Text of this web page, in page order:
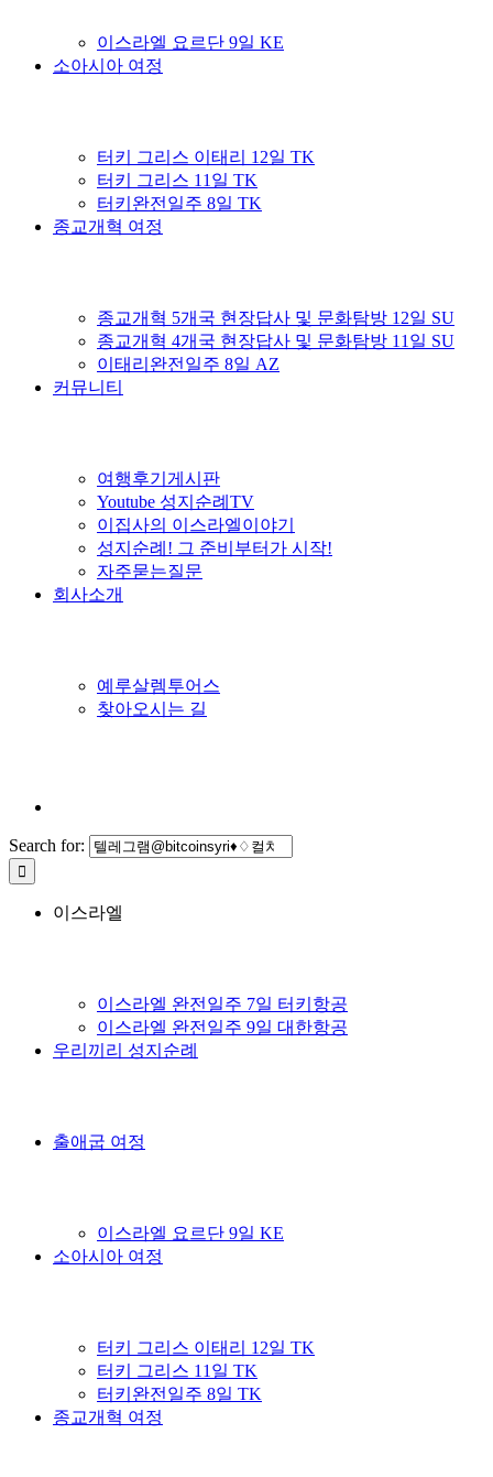
이스라엘 요르단 9일 KE
소아시아 여정
터키 그리스 이태리 12일 TK
터키 그리스 11일 TK
터키완전일주 8일 TK
종교개혁 여정
종교개혁 5개국 현장답사 및 문화탐방 12일 SU
종교개혁 4개국 현장답사 및 문화탐방 11일 SU
이태리완전일주 8일 AZ
커뮤니티
여행후기게시판
Youtube 성지순례TV
이집사의 이스라엘이야기
성지순례! 그 준비부터가 시작!
자주묻는질문
회사소개
예루살렘투어스
찾아오시는 길
Search for:
이스라엘
이스라엘 완전일주 7일 터키항공
이스라엘 완전일주 9일 대한항공
우리끼리 성지순례
출애굽 여정
이스라엘 요르단 9일 KE
소아시아 여정
터키 그리스 이태리 12일 TK
터키 그리스 11일 TK
터키완전일주 8일 TK
종교개혁 여정